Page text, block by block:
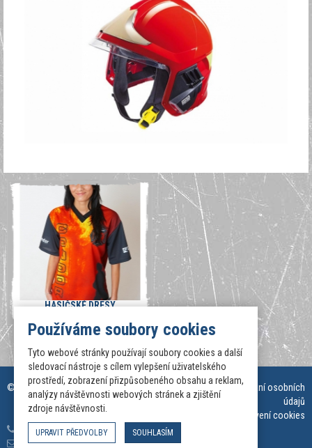
HASIČSKÉ DRESY
© 2001 - 2026 sportovnisuvenyry.cz
Informace o zpracování osobních
údajů
Nastavení cookies
420 777 324 777
info@sportovnidresy.com
Používáme soubory cookies
Tyto webové stránky používají soubory cookies a další
sledovací nástroje s cílem vylepšení uživatelského
prostředí, zobrazení přizpůsobeného obsahu a reklam,
analýzy návštěvnosti webových stránek a zjištění
zdroje návštěvnosti.
UPRAVIT PŘEDVOLBY SOUHLASÍM